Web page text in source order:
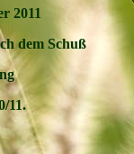
2011
dem Schuß
11.